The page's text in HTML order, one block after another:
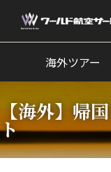
海外ツアー
国内ツアー
クルーズツアー
ツアー催行状況
海外ツアー
【海外】帰
ト